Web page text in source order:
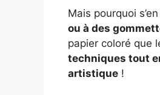
Mais pourquoi
ou à des
papier coloré que
techniques tout
artistique !